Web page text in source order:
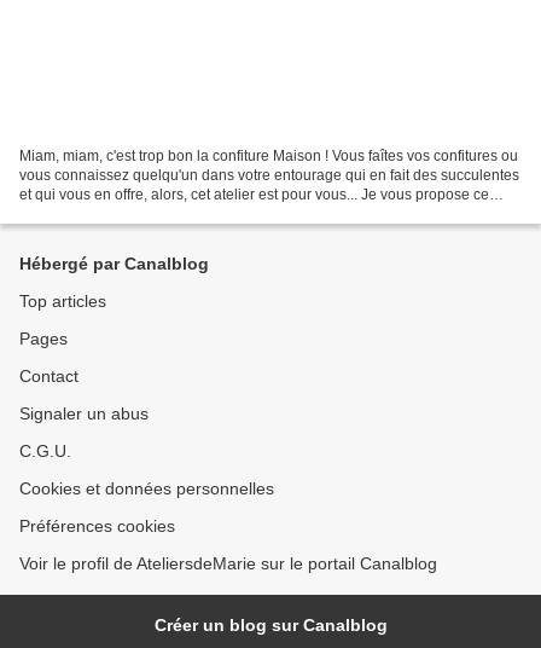
Miam, miam, c'est trop bon la confiture Maison ! Vous faîtes vos confitures ou
vous connaissez quelqu'un dans votre entourage qui en fait des succulentes
et qui vous en offre, alors, cet atelier est pour vous... Je vous propose ce
Hébergé par Canalblog
Top articles
Pages
Contact
Signaler un abus
C.G.U.
Cookies et données personnelles
Préférences cookies
Voir le profil de AteliersdeMarie sur le portail Canalblog
Créer un blog sur Canalblog